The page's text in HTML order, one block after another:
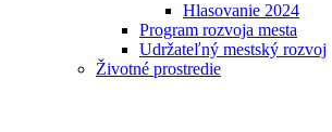
Hlasovanie 2024
Program rozvoja mesta
Udržateľný mestský rozvoj
Životné prostredie